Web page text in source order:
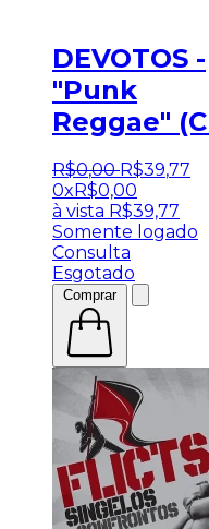
DEVOTOS -
"Punk
Reggae"
R$0,00 R$39,77
0x R$0,00
à vista R$39,77
Somente logado
Consulta
Esgotado
Comprar